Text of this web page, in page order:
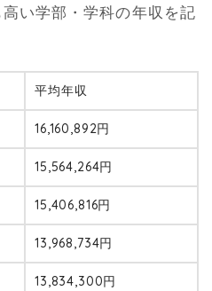
い学部・学科の年収を記
平均年収
16,160,892円
15,564,264円
15,406,816円
13,968,734円
13,834,300円